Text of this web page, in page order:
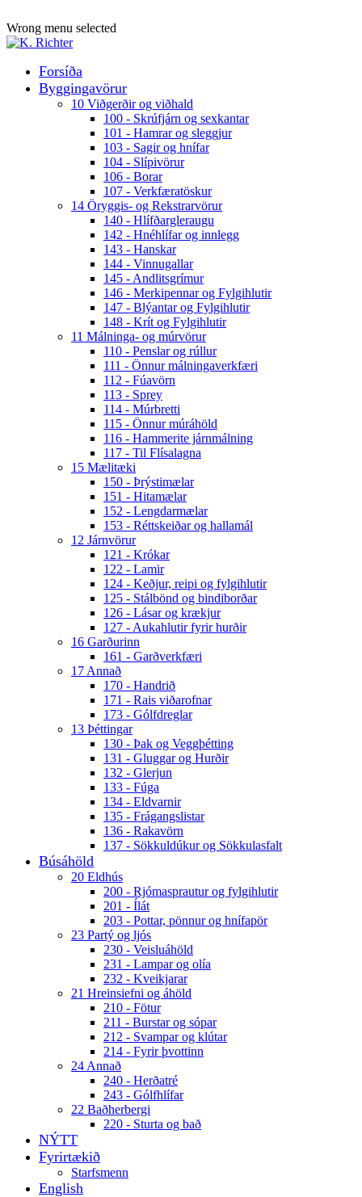
Wrong menu selected
Forsíða
Byggingavörur
10 Viðgerðir og viðhald
100 - Skrúfjárn og sexkantar
101 - Hamrar og sleggjur
103 - Sagir og hnífar
104 - Slípivörur
106 - Borar
107 - Verkfæratöskur
14 Öryggis- og Rekstrarvörur
140 - Hlífðargleraugu
142 - Hnéhlífar og innlegg
143 - Hanskar
144 - Vinnugallar
145 - Andlitsgrímur
146 - Merkipennar og Fylgihlutir
147 - Blýantar og Fylgihlutir
148 - Krít og Fylgihlutir
11 Málninga- og múrvörur
110 - Penslar og rúllur
111 - Önnur málningaverkfæri
112 - Fúavörn
113 - Sprey
114 - Múrbretti
115 - Önnur múráhöld
116 - Hammerite járnmálning
117 - Til Flísalagna
15 Mælitæki
150 - Þrýstimælar
151 - Hitamælar
152 - Lengdarmælar
153 - Réttskeiðar og hallamál
12 Járnvörur
121 - Krókar
122 - Lamir
124 - Keðjur, reipi og fylgihlutir
125 - Stálbönd og bindiborðar
126 - Lásar og krækjur
127 - Aukahlutir fyrir hurðir
16 Garðurinn
161 - Garðverkfæri
17 Annað
170 - Handrið
171 - Rais viðarofnar
173 - Gólfdreglar
13 Þéttingar
130 - Þak og Veggþétting
131 - Gluggar og Hurðir
132 - Glerjun
133 - Fúga
134 - Eldvarnir
135 - Frágangslistar
136 - Rakavörn
137 - Sökkuldúkur og Sökkulasfalt
Búsáhöld
20 Eldhús
200 - Rjómasprautur og fylgihlutir
201 - Ílát
203 - Pottar, pönnur og hnífapör
23 Partý og ljós
230 - Veisluáhöld
231 - Lampar og olía
232 - Kveikjarar
21 Hreinsiefni og áhöld
210 - Fötur
211 - Burstar og sópar
212 - Svampar og klútar
214 - Fyrir þvottinn
24 Annað
240 - Herðatré
243 - Gólfhlífar
22 Baðherbergi
220 - Sturta og bað
NÝTT
Fyrirtækið
Starfsmenn
English